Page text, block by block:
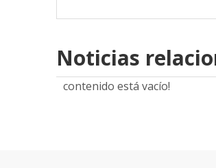
Noticias
contenido está vacío!